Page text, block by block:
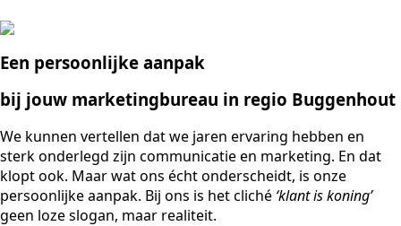
Een persoonlijke aanpak
bij jouw marketingbureau in regio Buggenhout
We kunnen vertellen dat we jaren ervaring hebben en
sterk onderlegd zijn communicatie en marketing. En dat
klopt ook. Maar wat ons écht onderscheidt, is onze
persoonlijke aanpak. Bij ons is het cliché ‘klant is koning’
geen loze slogan, maar realiteit.